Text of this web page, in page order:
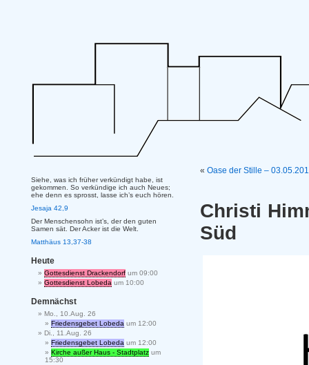
« Oase der Stille –
Christi
Süd
Siehe, was ich früher verkündigt habe, ist
gekommen. So verkündige ich auch Neues;
ehe denn es sprosst, lasse ich’s euch hören.
Jesaja 42,9
Der Menschensohn ist’s, der den guten
Samen sät. Der Acker ist die Welt.
Matthäus 13,37-38
Heute
Gottesdienst Drackendorf um 09:00
Gottesdienst Lobeda um 10:00
Demnächst
Mo., 10.Aug. 26
Friedensgebet Lobeda um 12:00
Di., 11.Aug. 26
Friedensgebet Lobeda um 12:00
Kirche außer Haus - Stadtplatz um
15:30